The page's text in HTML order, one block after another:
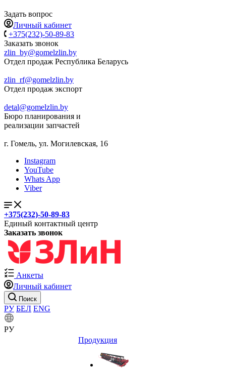
Задать вопрос
Личный кабинет
+375(232)-50-89-83
Заказать звонок
zlin_by@gomelzlin.by
Отдел продаж Республика Беларусь
zlin_rf@gomelzlin.by
Отдел продаж экспорт
detal@gomelzlin.by
Бюро планирования и
реализации запчастей
г. Гомель, ул. Могилевская, 16
Instagram
YouTube
Whats App
Viber
+375(232)-50-89-83
Единый контактный центр
Заказать звонок
Анкеты
Личный кабинет
Поиск
РУ БЕЛ ENG
РУ
Продукция